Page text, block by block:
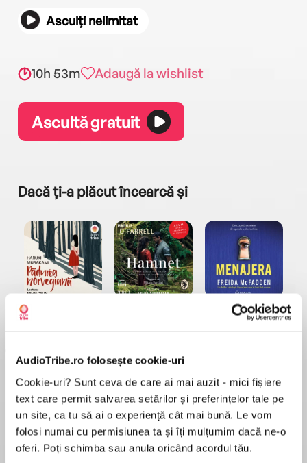
AudioTribe.ro folosește cookie-uri
Cookie-uri? Sunt ceva de care ai mai auzit - mici fișiere
text care permit salvarea setărilor și preferințelor tale pe
un site, ca tu să ai o experiență cât mai bună. Le vom
folosi numai cu permisiunea ta și îți mulțumim dacă ne-o
oferi. Poți schimba sau anula oricând acordul tău.
Asculți nelimitat
10h 53m Adaugă la wishlist
Ascultă gratuit
Dacă ți-a plăcut încearcă și
Pădurea norvegiană
Elita de Argint (Elita
de...
Dani Francis
Diavolul se îmbracă de
la...
Lauren Weisberger
Menajera
Freida McFadden
Migdală
Sohn Won-pyung